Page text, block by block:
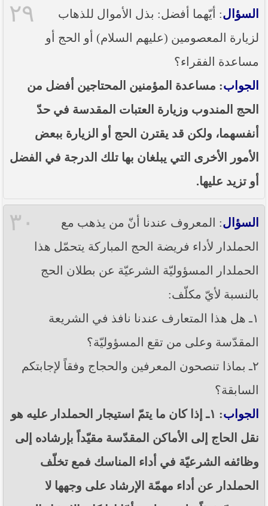
٢٩ السؤال: أيّهما أفضل: بذل الأموال للذهاب
لزيارة المعصومين (عليهم السلام) أو الحج أو
مساعدة الفقراء؟
الجواب: مساعدة المؤمنين المحتاجين أفضل من
الحج المندوب وزيارة العتبات المقدسة في حدّ
أنفسهما، ولكن قد يقترن الحج أو الزيارة ببعض
الأمور الأخرى التي يبلغان بها تلك الدرجة في الفضل
أو تزيد عليها.
٣٠ السؤال: المعروف عندنا أنّ من يذهب مع
الحملدار لأداء فريضة الحج المباركة يتحمّل هذا
الحملدار المسؤوليّة الشرعيّة عن بطلان الحج
بالنسبة لأيّ مكلّف:
١ـ هل هذا المتعارف عندنا نافذ في الشريعة
المقدّسة وعلى من تقع المسؤوليّة؟
٢ـ بماذا تنصحون المعرفين والحجاج وفقاً لإجابتكم
السابقة؟
الجواب
: ١ـ إذا كان ما يتمّ استيجار الحملدار عليه هو
نقل الحاج إلى الأماكن المقدّسة مقيّداً بإرشاده إلى
وظائفه الشرعيّة في أداء المناسك فمع تخلّف
الحملدار عن أداء مهمّة الإرشاد على وجهها لا